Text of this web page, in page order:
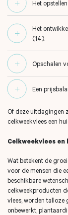
Het
Het
(14).
Opschalen
Een
Of deze uitdagingen
celkweekvlees een
Celkweekvlees
Wat betekent de
voor de mensen die
beschikbare
celkweekproducten
vlees, worden talloze
onbewerkt,